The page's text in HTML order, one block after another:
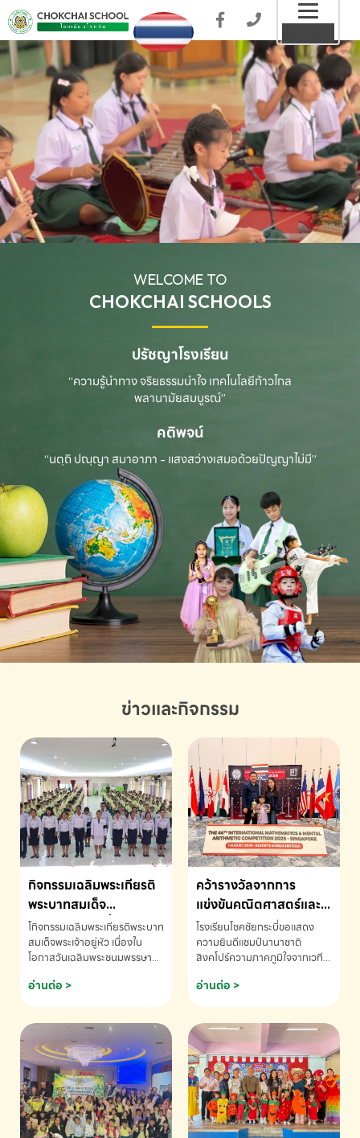
WELCOME TO
CHOKCHAI SCHOOLS
ปรัชญาโรงเรียน
“ความรู้นำทาง จริยธรรมนำใจ เทคโนโลยีก้าวไกล
พลานามัยสมบูรณ์”
คติพจน์
“นตฺถิ ปณฺญา สมาอาภา - แสงสว่างเสมอด้วยปัญญาไม่มี”
ข่าวและกิจกรรม
กิจกรรมเฉลิมพระเกียรติ
พระบาทสมเด็จ
พระเจ้าอยู่หัว เนื่องใน
โอกาสวันเฉลิม
พระชนมพรรษา
โกิจกรรมเฉลิมพระเกียรติพระบาท
สมเด็จพระเจ้าอยู่หัว เนื่องใน
โอกาสวันเฉลิมพระชนมพรรษา
ข้อมูลเพิ่มเติม โทร. 075-691910
อ่านต่อ >
คว้ารางวัลจากการ
แข่งขันคณิตศาสตร์และ
คณิตคิดเร็วนานาชาติ
ครั้งที่ 46 ประจำปี 2569
ณ ประเทศสิงคโปร์
โรงเรียนโชคชัยกระบี่ขอแสดง
ความยินดีแชมป์นานาชาติ
สิงคโปร์ความภาคภูมิใจจากเวที
ด.ช.พัทธนันท์ พรหมพันธ์ ชั้น
อนุบาล EP K3 โรงเรียนโชคชัย
แข่งขันคณิตศาสตร์และคณิตคิด
เร็วนานาชาติ ครั้งที่ 46 ประจำปี
2569 ณ ประเทศสิงคโปร์
INTERNATIONAL
MATHEMATICS AND
MENTAL ARITHMETIC
COMPETITION 2026 - ถ้วย
อ่านต่อ >